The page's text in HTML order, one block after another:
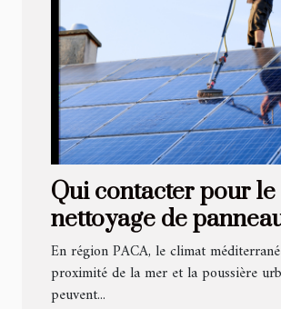
Qui contacter pour le
nettoyage de
solaires en région
En région PACA, le climat
proximité de la mer et la poussière
peuvent...